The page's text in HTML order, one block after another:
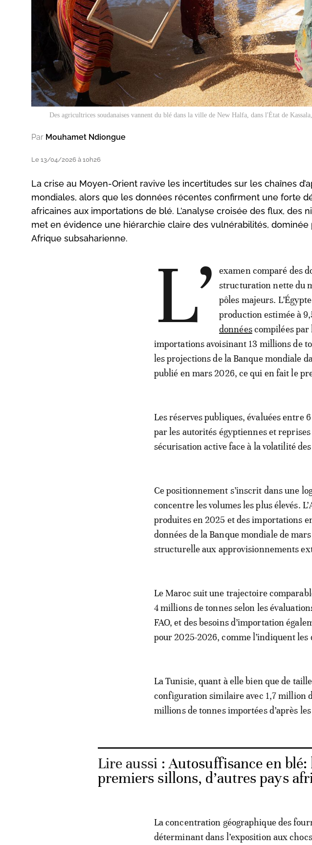
Des agricultrices soudanaises vannent du blé dans la ville de New Halfa, dans l'État de
Par Mouhamet Ndiongue
Le 13/04/2026 à 10h26
La crise au Moyen-Orient ravive les incertitudes sur les chaînes
mondiales, alors que les données récentes confirment une forte
africaines aux importations de blé. L’analyse croisée des flux, des
met en évidence une hiérarchie claire des vulnérabilités, dominée
Afrique subsaharienne.
L’
examen comparé des
structuration nette du
pôles majeurs.
production estimée à
donnéescompilées par
importations avoisinant 13 millions de
les projections de la Banque mondiale
publié en mars 2026, ce qui en fait le
Les réserves publiques, évaluées entre
par les autorités égyptiennes et
sécurisation active face à la volatilité
Ce positionnement s’inscrit dans une
concentre les volumes les plus élevés.
produites en 2025 et des importations
données de la Banque mondiale de
structurelle aux approvisionnements
Le Maroc suit une trajectoire
4 millions de tonnes selon les
FAO, et des besoins d’importation
pour 2025-2026, comme l’indiquent
La Tunisie, quant à elle bien que de
configuration similaire avec 1,7 million
millions de tonnes importées d’après
Lire aussi :Autosuffisance en blé:
premiers sillons, d’autres pays
La concentration géographique des
déterminant dans l’exposition aux